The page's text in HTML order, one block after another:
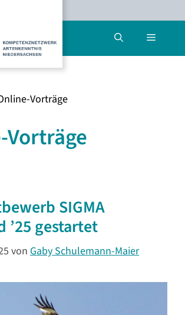
Menü
Vorträge
SIGMA
’25 gestartet
von Gaby Schulemann-Maier